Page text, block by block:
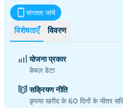
विशेषताएँ विवरण
संगतता जांचें
योजना प्रकार
केवल डेटा
सक्रियण नीति
कृपया खरीद के 60 दिनों के भीतर